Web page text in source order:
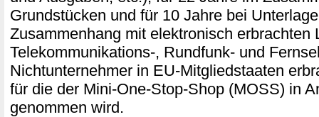
Grundstücken und für 10 Jahre bei
Zusammenhang mit elektronisch erbrachten
Telekommunikations-, Rundfunk- und
Nichtunternehmer in EU-Mitgliedstaaten
für die der Mini-One-Stop-Shop (MOSS) in
genommen wird.